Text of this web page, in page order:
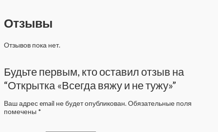
Отзывы
Отзывов пока нет.
Будьте первым, кто оставил отзыв на
“Открытка «Всегда вяжу и не тужу»”
Ваш адрес email не будет опубликован. Обязательные поля
помечены *